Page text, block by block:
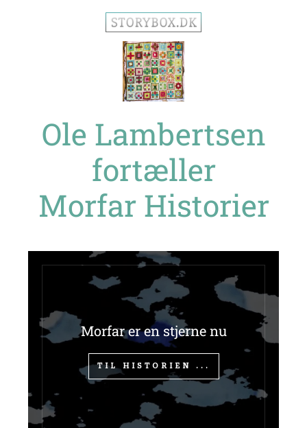
Ole Lambertsen
fortæller
Morfar Historier
Morfar er en stjerne nu
TIL HISTORIEN ...